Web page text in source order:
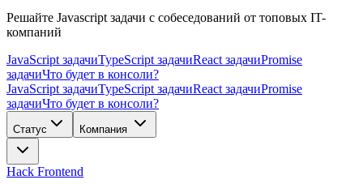
Решайте Javascript задачи с собеседований от топовых IT-
компаний
JavaScript задачиTypeScript задачиReact задачиPromise
задачиЧто будет в консоли?
JavaScript задачиTypeScript задачиReact задачиPromise
задачиЧто будет в консоли?
Статус Компания
Hack Frontend